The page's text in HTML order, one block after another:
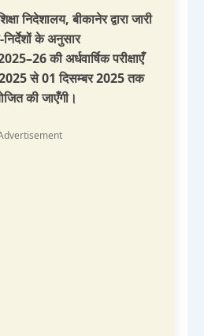
निदेशालय, बीकानेर द्वारा जारी
निर्देशों के अनुसार
की अर्धवार्षिक परीक्षाएँ
से 01 दिसम्बर 2025 तक
की जाएँगी।